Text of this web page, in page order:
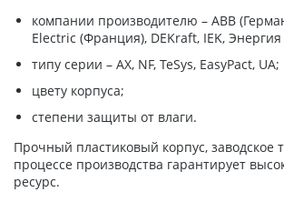
компании производителю – АВВ
Electric (Франция), DEKraft, IEK,
типу серии – АX, NF, TeSys, EasyPact, UA;
цвету корпуса;
степени защиты от влаги.
Прочный пластиковый корпус, заводское
процессе производства гарантирует
ресурс.